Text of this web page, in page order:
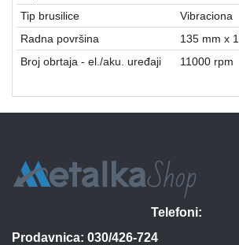
Tip brusilice
Vibraciona
Radna površina
135 mm x
Broj obrtaja - el./aku. uređaji
11000 rpm
Telefoni:
Prodavnica: 030/426-724